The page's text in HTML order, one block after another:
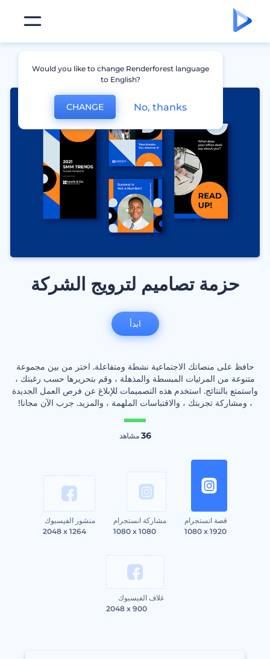
حزمة تصاميم لترويج الشركة
حافظ على منصاتك الاجتماعية نشطة ومتفاعلة. اختر من بين مجموعة
متنوعة من المرئيات المبسطة والمذهلة ، وقم بتحريرها حسب رغبتك ،
واستمتع بالنتائج. استخدم هذه التصميمات للإبلاغ عن فرص العمل الجديدة
، ومشاركة تجربتك ، والاقتباسات الملهمة ، والمزيد. جرب الآن مجانا!
36 مشاهد
قصة انستجرام
1080 x 1920
مشاركة انستجرام
1080 x 1080
منشور الفيسبوك
2048 x 1264
غلاف الفيسبوك
2048 x 900
ابدأ
Would you like to change Renderforest language
to English?
CHANGE No, thanks